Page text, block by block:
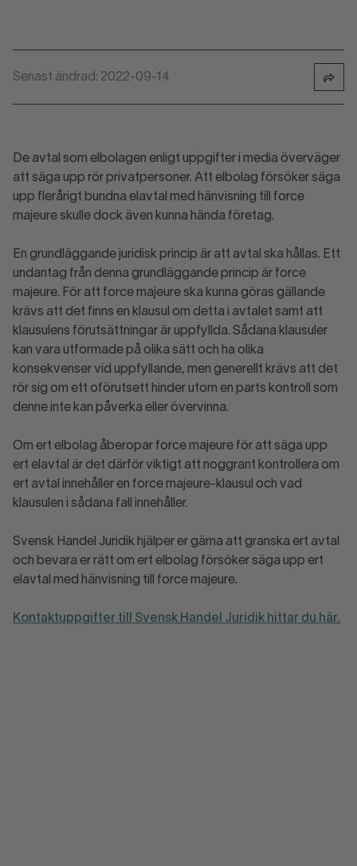
Senast ändrad: 2022-09-14
De avtal som elbolagen enligt uppgifter i media överväger
att säga upp rör privatpersoner. Att elbolag försöker säga
upp flerårigt bundna elavtal med hänvisning till force
majeure skulle dock även kunna hända företag.
En grundläggande juridisk princip är att avtal ska hållas. Ett
undantag från denna grundläggande princip är force
majeure. För att force majeure ska kunna göras gällande
krävs att det finns en klausul om detta i avtalet samt att
klausulens förutsättningar är uppfyllda. Sådana klausuler
kan vara utformade på olika sätt och ha olika
konsekvenser vid uppfyllande, men generellt krävs att det
rör sig om ett oförutsett hinder utom en parts kontroll som
denne inte kan påverka eller övervinna.
Om ert elbolag åberopar force majeure för att säga upp
ert elavtal är det därför viktigt att noggrant kontrollera om
ert avtal innehåller en force majeure-klausul och vad
klausulen i sådana fall innehåller.
Svensk Handel Juridik hjälper er gärna att granska ert avtal
och bevara er rätt om ert elbolag försöker säga upp ert
elavtal med hänvisning till force majeure.
Kontaktuppgifter till Svensk Handel Juridik hittar du här.